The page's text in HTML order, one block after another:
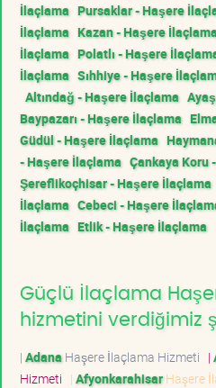
İlaçlama Pursaklar - Haşere
İlaçlama Kazan - Haşere
İlaçlama Polatlı - Haşere
İlaçlama Sıhhiye - Haşere
Altındağ - Haşere İlaçlama
Baypazarı - Haşere İlaçlama
Güdül - Haşere İlaçlama
- Haşere İlaçlama Çankaya Koru
Şereflikoçhisar - Haşere İlaçlama
İlaçlama Cebeci - Haşere
İlaçlama Etlik - Haşere İlaçlama
Güçlü İlaçlama
hizmetini verdiğimiz
| Adana Haşere İlaçlama Hizmeti |
Hizmeti | AfyonkarahisarHaşere